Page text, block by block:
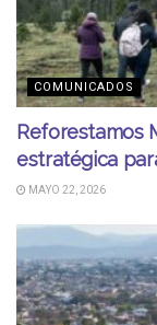
COMUNICADOS
Reforestamos
estratégica
MAYO 22, 2026